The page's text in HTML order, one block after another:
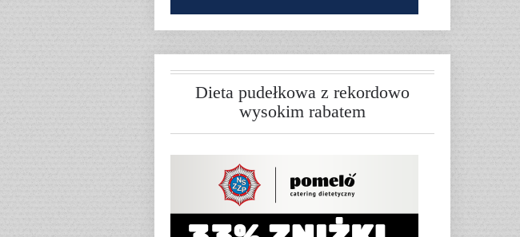
Dieta pudełkowa z rekordowo
wysokim rabatem